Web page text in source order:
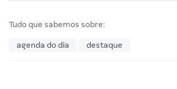
Tudo que sabemos sobre:
agenda do dia destaque